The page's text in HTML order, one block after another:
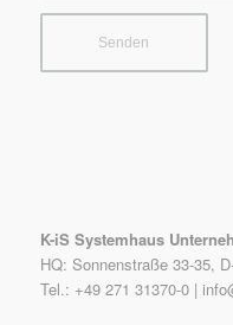
K-iS Systemhaus
HQ: Sonnenstraße 33-35,
Tel.: +49 271 31370-0 |